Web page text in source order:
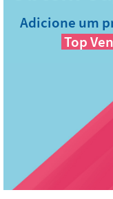
Adicione um
Top